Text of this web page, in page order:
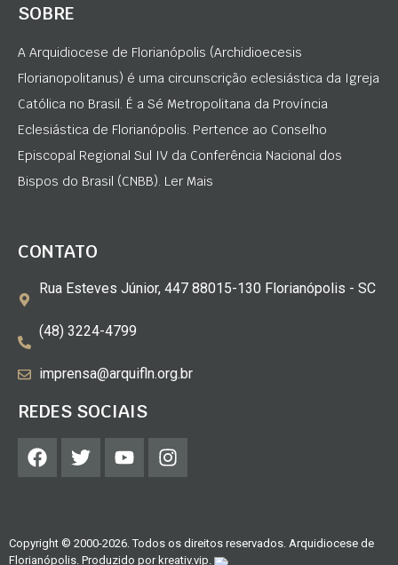
SOBRE
A Arquidiocese de Florianópolis (Archidioecesis
Florianopolitanus) é uma circunscrição eclesiástica da Igreja
Católica no Brasil. É a Sé Metropolitana da Província
Eclesiástica de Florianópolis. Pertence ao Conselho
Episcopal Regional Sul IV da Conferência Nacional dos
Bispos do Brasil (CNBB). Ler Mais
CONTATO
Rua Esteves Júnior, 447 88015-130 Florianópolis - SC
(48) 3224-4799
imprensa@arquifln.org.br
REDES SOCIAIS
Copyright © 2000-2026. Todos os direitos reservados. Arquidiocese de
Florianópolis. Produzido por kreativ.vip.